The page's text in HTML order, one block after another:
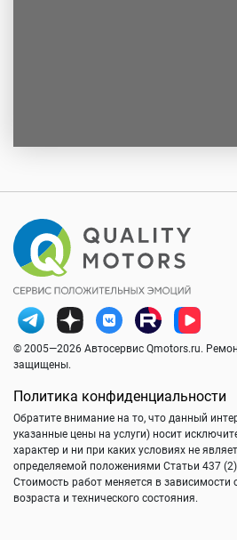
© 2005—2026 Автосервис Qmotors.ru.
защищены.
Политика конфиденциальности
Обратите внимание на то, что данный
указанные цены на услуги) носит
характер и ни при каких условиях не
определяемой положениями Статьи 437
Стоимость работ меняется в зависимости
возраста и технического состояния.